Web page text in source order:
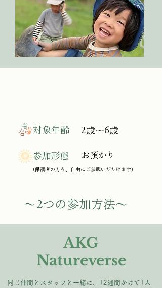
対象年齢 2歳～6歳
参加形態 お預かり
(保護者の方も、自由にご参観いだたけます)
～2つの参加方法～
AKG
Natureverse
同じ仲間とスタッフと一緒に、12週間かけて1人